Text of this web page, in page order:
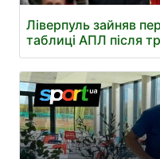
Ліверпуль зайняв
таблиці АПЛ після